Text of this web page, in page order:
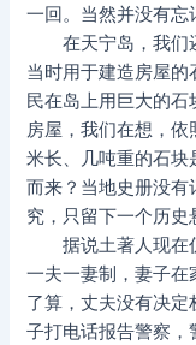
一回。当然并没有忘
在天宁岛，我们还
当时用于建造房屋的
民在岛上用巨大的
房屋，我们在想，
米长、几吨重的石块
而来？当地史册没
究，只留下一个历史
据说土著人现在
一夫一妻制，妻子
了算，丈夫没有决
子打电话报告警察